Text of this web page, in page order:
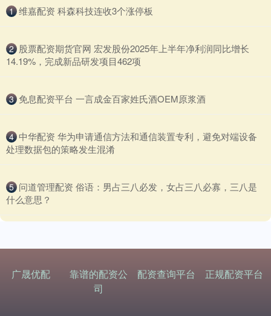
1 ​维嘉配资 科森科技连收3个涨停板
2 ​股票配资期货官网 宏发股份2025年上半年净利润同比增长
14.19%，完成新品研发项目462项
3 ​免息配资平台 一言成金百家姓氏酒OEM原浆酒
4 ​中华配资 华为申请通信方法和通信装置专利，避免对端设备
处理数据包的策略发生混淆
5 ​问道管理配资 俗语：男占三八必发，女占三八必寡，三八是
什么意思？
广晟优配
靠谱的配资公
司
配资查询平台 正规配资平台